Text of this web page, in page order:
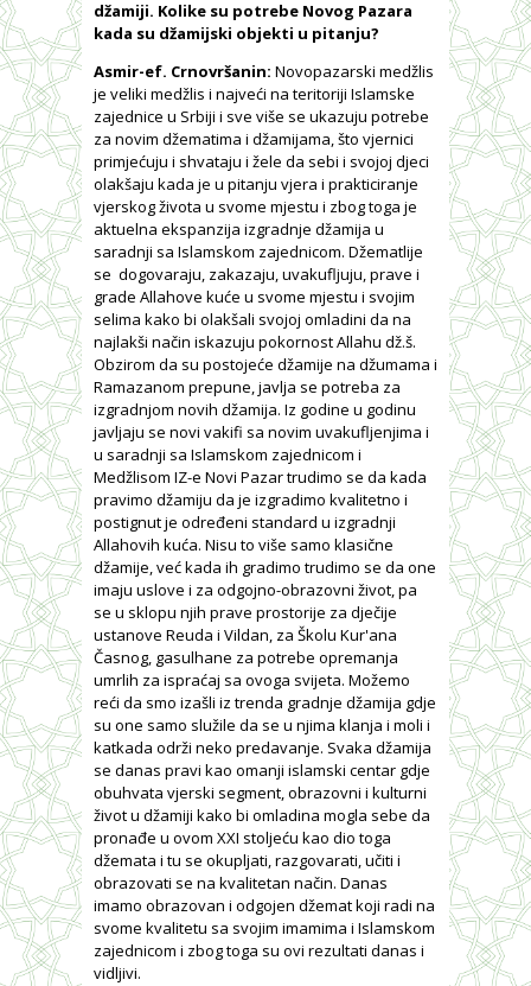
džamiji. Kolike su potrebe Novog Pazara
kada su džamijski objekti u pitanju?
Asmir-ef. Crnovršanin: Novopazarski medžlis
je veliki medžlis i najveći na teritoriji Islamske
zajednice u Srbiji i sve više se ukazuju potrebe
za novim džematima i džamijama, što vjernici
primjećuju i shvataju i žele da sebi i svojoj djeci
olakšaju kada je u pitanju vjera i prakticiranje
vjerskog života u svome mjestu i zbog toga je
aktuelna ekspanzija izgradnje džamija u
saradnji sa Islamskom zajednicom. Džematlije
se dogovaraju, zakazaju, uvakufljuju, prave i
grade Allahove kuće u svome mjestu i svojim
selima kako bi olakšali svojoj omladini da na
najlakši način iskazuju pokornost Allahu dž.š.
Obzirom da su postojeće džamije na džumama i
Ramazanom prepune, javlja se potreba za
izgradnjom novih džamija. Iz godine u godinu
javljaju se novi vakifi sa novim uvakufljenjima i
u saradnji sa Islamskom zajednicom i
Medžlisom IZ-e Novi Pazar trudimo se da kada
pravimo džamiju da je izgradimo kvalitetno i
postignut je određeni standard u izgradnji
Allahovih kuća. Nisu to više samo klasične
džamije, već kada ih gradimo trudimo se da one
imaju uslove i za odgojno-obrazovni život, pa
se u sklopu njih prave prostorije za dječije
ustanove Reuda i Vildan, za Školu Kur'ana
Časnog, gasulhane za potrebe opremanja
umrlih za ispraćaj sa ovoga svijeta. Možemo
reći da smo izašli iz trenda gradnje džamija gdje
su one samo služile da se u njima klanja i moli i
katkada održi neko predavanje. Svaka džamija
se danas pravi kao omanji islamski centar gdje
obuhvata vjerski segment, obrazovni i kulturni
život u džamiji kako bi omladina mogla sebe da
pronađe u ovom XXI stoljeću kao dio toga
džemata i tu se okupljati, razgovarati, učiti i
obrazovati se na kvalitetan način. Danas
imamo obrazovan i odgojen džemat koji radi na
svome kvalitetu sa svojim imamima i Islamskom
zajednicom i zbog toga su ovi rezultati danas i
vidljivi.